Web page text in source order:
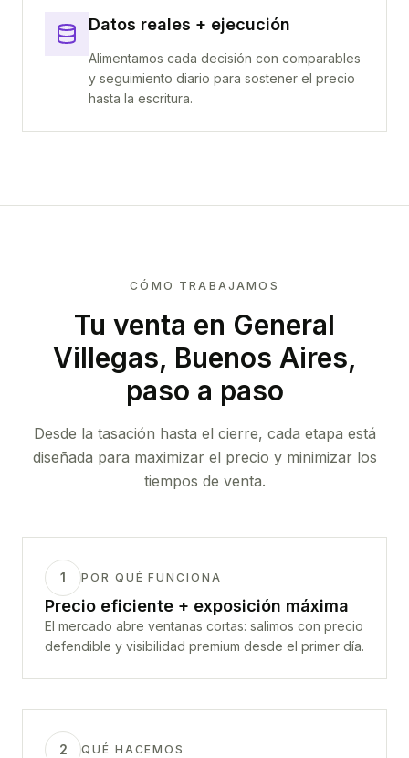
Datos reales + ejecución
Alimentamos cada decisión con comparables
y seguimiento diario para sostener el precio
hasta la escritura.
CÓMO TRABAJAMOS
Tu venta en General
Villegas, Buenos Aires,
paso a paso
Desde la tasación hasta el cierre, cada etapa está
diseñada para maximizar el precio y minimizar los
tiempos de venta.
1 POR QUÉ FUNCIONA
Precio eficiente + exposición máxima
El mercado abre ventanas cortas: salimos con precio
defendible y visibilidad premium desde el primer día.
2 QUÉ HACEMOS